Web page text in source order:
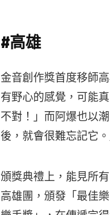
#高雄
金音創作獎首度移師
有野心的感覺，可能
不對！」而阿爆也以
後，就會很難忘記它。
頒獎典禮上，能見所
高雄團，頒發「最佳